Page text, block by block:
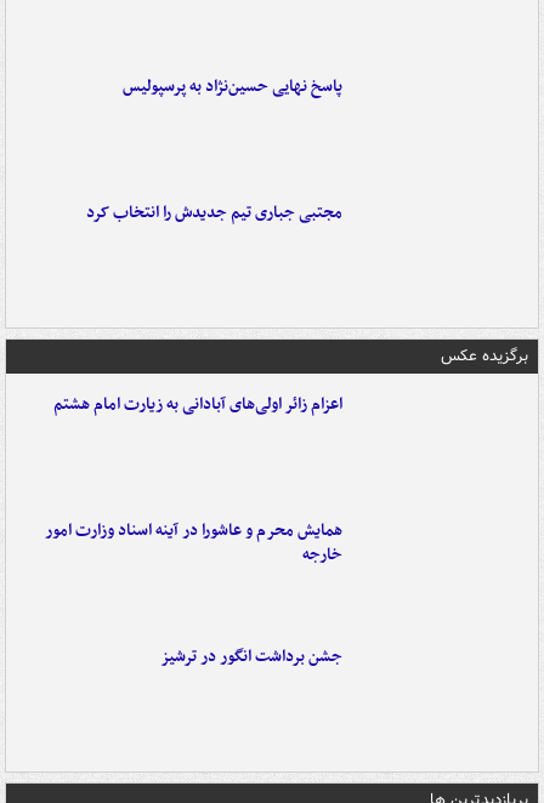
پاسخ نهایی حسین‌نژاد به پرسپولیس
مجتبی جباری تیم جدیدش را انتخاب کرد
برگزیده عکس
اعزام زائر اولی‌های آبادانی به زیارت امام هشتم
همایش محرم و عاشورا در آینه اسناد وزارت امور
خارجه
جشن برداشت انگور در ترشیز